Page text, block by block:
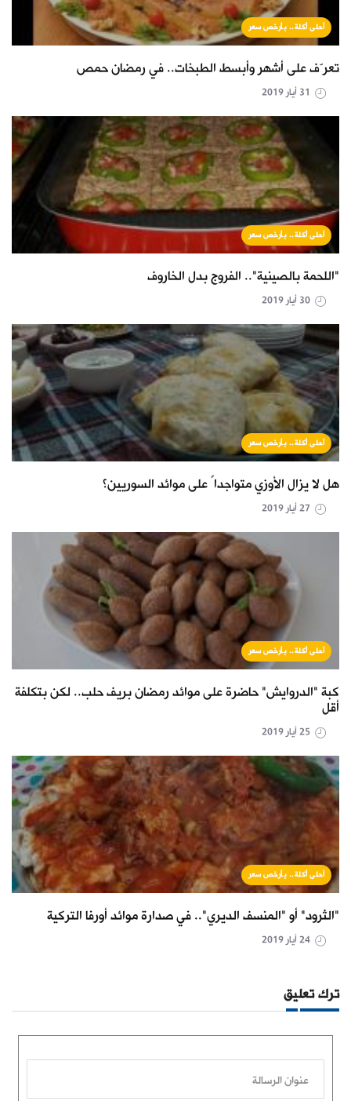
أحلى أكلة.. بأرخص سعر
تعرّف على أشهر وأبسط الطبخات.. في رمضان حمص
أحلى أكلة.. بأرخص سعر
"اللحمة بالصينية".. الفروج بدل الخاروف
أحلى أكلة.. بأرخص سعر
هل لا يزال الأوزي متواجداً على موائد السوريين؟
أحلى أكلة.. بأرخص سعر
كبة "الدروايش" حاضرة على موائد رمضان بريف حلب.. لكن بتكلفة
أقل
أحلى أكلة.. بأرخص سعر
"الثرود" أو "المنسف الديري".. في صدارة موائد أورفا التركية
ترك تعليق
عنوان الرسالة